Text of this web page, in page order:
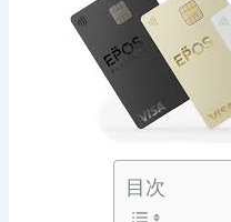
目次